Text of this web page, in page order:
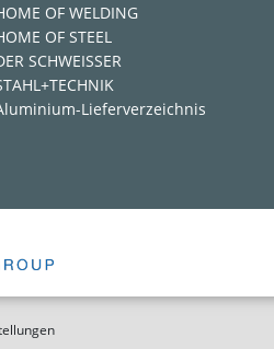
OF WELDING
OF STEEL
SCHWEISSER
Lieferverzeichnis